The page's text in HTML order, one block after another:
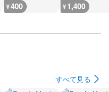
¥400 ¥1,400
すべて見る